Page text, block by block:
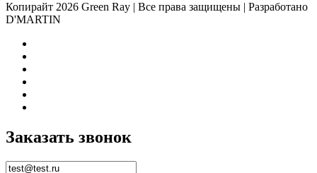
Копирайт 2026 Green Ray | Все права защищены | Разработано
D'MARTIN
Заказать звонок